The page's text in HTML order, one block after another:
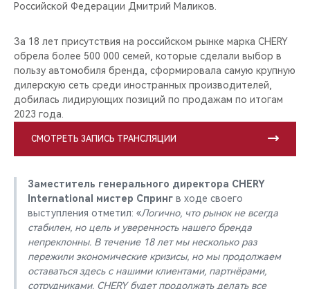
Российской Федерации Дмитрий Маликов.
За 18 лет присутствия на российском рынке марка CHERY
обрела более 500 000 семей, которые сделали выбор в
пользу автомобиля бренда, сформировала самую крупную
дилерскую сеть среди иностранных производителей,
добилась лидирующих позиций по продажам по итогам
2023 года.
СМОТРЕТЬ ЗАПИСЬ ТРАНСЛЯЦИИ
Заместитель генерального директора CHERY
International мистер Спринг в ходе своего
выступления отметил: «Логично, что рынок не всегда
стабилен, но цель и уверенность нашего бренда
непреклонны. В течение 18 лет мы несколько раз
пережили экономические кризисы, но мы продолжаем
оставаться здесь с нашими клиентами, партнёрами,
сотрудниками. CHERY будет продолжать делать все